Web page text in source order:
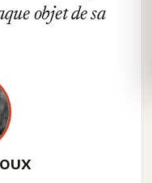
objet de sa